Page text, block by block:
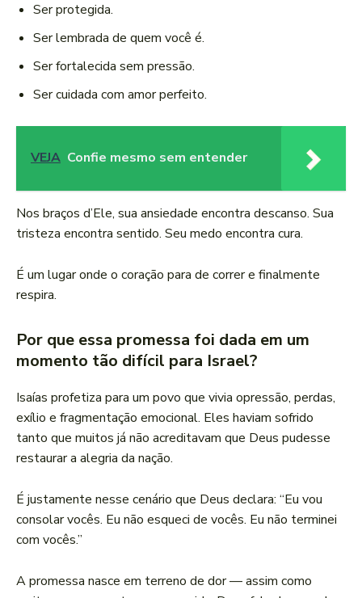
Ser protegida.
Ser lembrada de quem você é.
Ser fortalecida sem pressão.
Ser cuidada com amor perfeito.
VEJA Confie mesmo sem entender
Nos braços d’Ele, sua ansiedade encontra descanso. Sua
tristeza encontra sentido. Seu medo encontra cura.
É um lugar onde o coração para de correr e finalmente
respira.
Por que essa promessa foi dada em um
momento tão difícil para Israel?
Isaías profetiza para um povo que vivia opressão, perdas,
exílio e fragmentação emocional. Eles haviam sofrido
tanto que muitos já não acreditavam que Deus pudesse
restaurar a alegria da nação.
É justamente nesse cenário que Deus declara: “Eu vou
consolar vocês. Eu não esqueci de vocês. Eu não terminei
com vocês.”
A promessa nasce em terreno de dor — assim como